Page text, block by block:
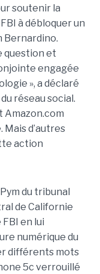
soutenir la
à débloquer un
Bernardino.
question et
engagée
», a déclaré
réseau social.
Amazon.com
d’autres
action
du tribunal
de Californie
en lui
numérique du
différents mots
5c verrouillé